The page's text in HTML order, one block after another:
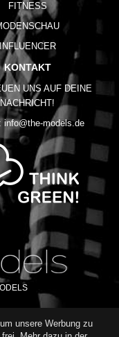
FITNESS
INFLUENCER
KONTAKT
UNS AUF DEINE
NACHRICHT!
info@the-models.de
unsere Werbung zu